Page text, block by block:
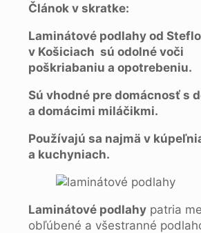
Článok v skratke:
Laminátové podlahy od
v Košiciach sú odolné voči
poškriabaniu a opotrebeniu.
Sú vhodné pre domácnosť s
a domácimi miláčikmi.
Používajú sa najmä v
a kuchyniach.
Laminátové podlahy patria
obľúbené a všestranné